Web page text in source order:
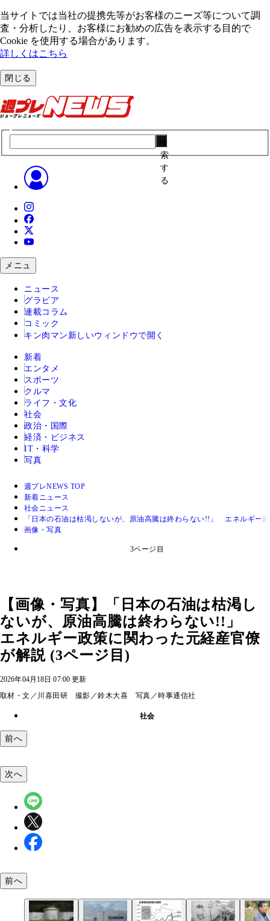
当サイトでは当社の提携先等がお客様のニーズ等について調
査・分析したり、お客様にお勧めの広告を表⽰する⽬的で
Cookie を使⽤する場合があります。
詳しくはこちら
閉じる
索
す
る
メニュ
ニュース
グラビア
連載コラム
コミック
キン肉マン 新しいウィンドウで開く
新着
エンタメ
スポーツ
クルマ
ライフ・文化
社会
政治・国際
経済・ビジネス
IT・科学
写真
週プレNEWS TOP
新着ニュース
社会ニュース
「日本の石油は枯渇しないが、原油高騰は終わらない!!」 エネルギー
画像・写真
3ページ目
【画像・写真】「日本の石油は枯渇し
ないが、原油高騰は終わらない!!」
エネルギー政策に関わった元経産官僚
が解説 (3ページ目)
2026年04月18日 07:00 更新
取材・文／川喜田研 撮影／鈴木大喜 写真／時事通信社
社会
前へ
次へ
前へ